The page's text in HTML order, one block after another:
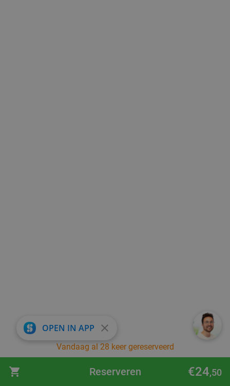
Vandaag al 28 keer gereserveerd
Reserveren €24,50
OPEN IN APP close